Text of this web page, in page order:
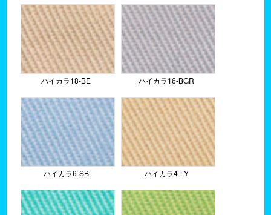
ハイカラ18-BE ハイカラ16-BGR
ハイカラ6-SB ハイカラ4-LY